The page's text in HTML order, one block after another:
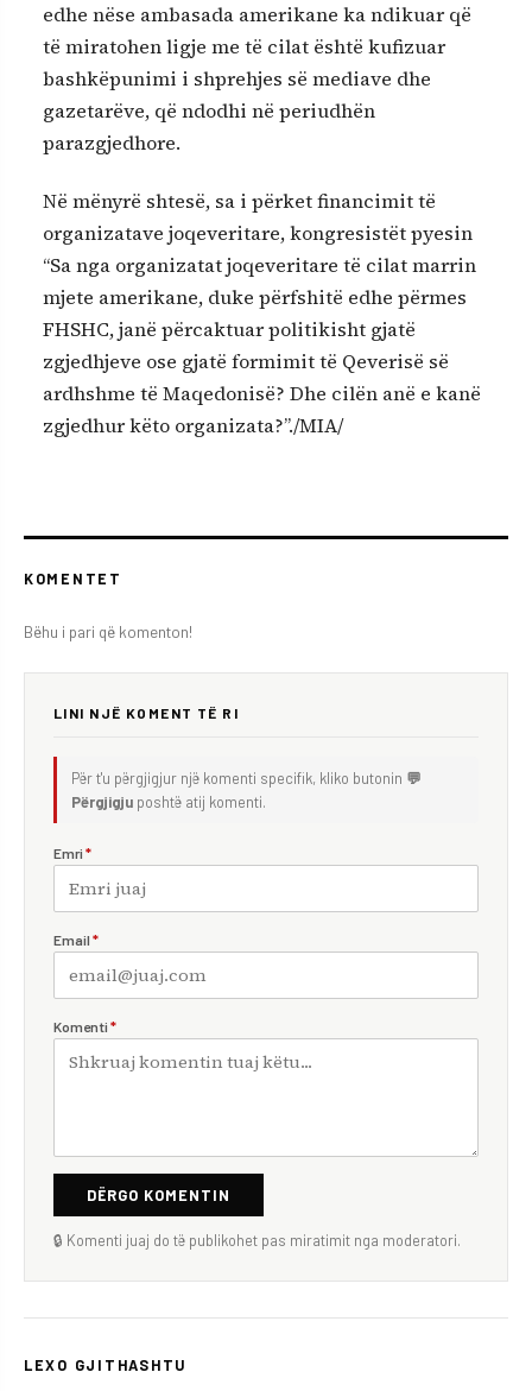
edhe nëse ambasada amerikane ka ndikuar që
të miratohen ligje me të cilat është kufizuar
bashkëpunimi i shprehjes së mediave dhe
gazetarëve, që ndodhi në periudhën
parazgjedhore.
Në mënyrë shtesë, sa i përket financimit të
organizatave joqeveritare, kongresistët pyesin
“Sa nga organizatat joqeveritare të cilat marrin
mjete amerikane, duke përfshitë edhe përmes
FHSHC, janë përcaktuar politikisht gjatë
zgjedhjeve ose gjatë formimit të Qeverisë së
ardhshme të Maqedonisë? Dhe cilën anë e kanë
zgjedhur këto organizata?”./MIA/
KOMENTET
Bëhu i pari që komenton!
LINI NJË KOMENT TË RI
Për t'u përgjigjur një komenti specifik, kliko butonin 💬
Përgjigju poshtë atij komenti.
Emri *
Email *
Komenti *
DËRGO KOMENTIN
🔒 Komenti juaj do të publikohet pas miratimit nga moderatori.
LEXO GJITHASHTU